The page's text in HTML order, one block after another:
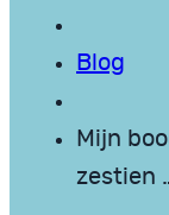
Blog
Mijn
zestien